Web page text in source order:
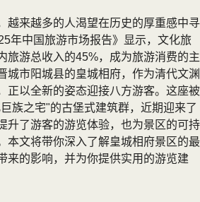
越来越多的人渴望在历史的厚重感中寻
年中国旅游市场报告》显示，文化旅
旅游总收入的45%，成为旅游消费的主
城市阳城县的皇城相府，作为清代文渊
正以全新的姿态迎接八方游客。这座被
族之宅"的古堡式建筑群，近期迎来了
升了游客的游览体验，也为景区的可持
本文将带你深入了解皇城相府景区的最
来的影响，并为你提供实用的游览建